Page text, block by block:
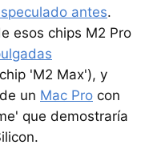
antes.
esos chips M2 Pro
'M2 Max'), y
un Mac Pro con
que demostraría